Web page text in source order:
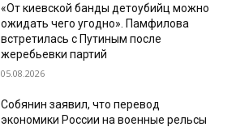
«От киевской банды детоубийц можно
ожидать чего угодно». Памфилова
встретилась с Путиным после
жеребьевки партий
05.08.2026
Собянин заявил, что перевод
экономики России на военные рельсы